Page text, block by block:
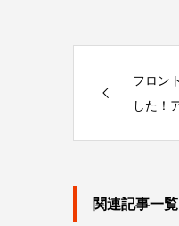
フロン
した！
関連記事一覧